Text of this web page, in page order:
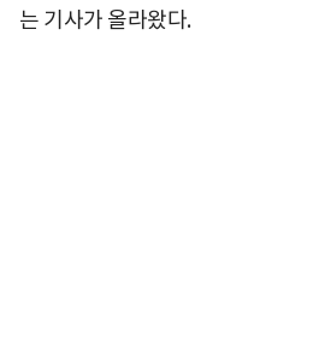
는 기사가 올라왔다.